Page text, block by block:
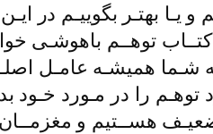
و یـا بهتـر بگوییـم در
توهــم باهوشـی
شـما همیشـه عامـل
را در مـورد خـود
هســتیم و